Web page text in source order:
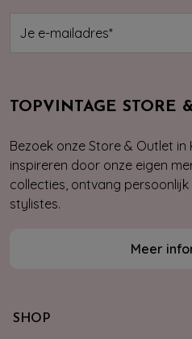
TOPVINTAGE STORE
Bezoek onze Store & Outlet
inspireren door onze eigen
collecties, ontvang
stylistes.
Meer
SHOP